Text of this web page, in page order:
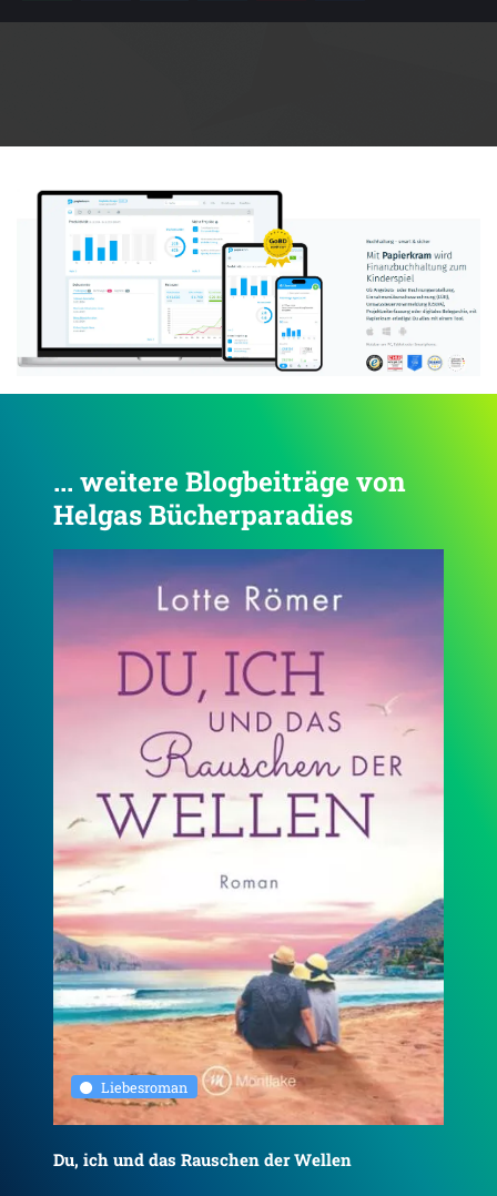
... weitere Blogbeiträge von
Helgas Bücherparadies
Liebesroman
Du, ich und das Rauschen der Wellen